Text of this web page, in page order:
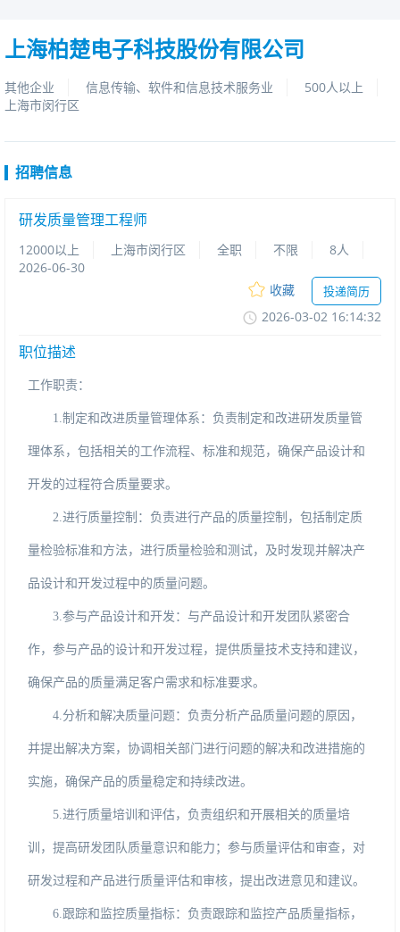
上海柏楚电子科技股份有限公司
其他企业 信息传输、软件和信息技术服务业
500人以上
上海市闵行区
招聘信息
研发质量管理工程师
12000以上 上海市闵行区 全职 不限
8人
2026-06-30
收藏
投递简历
2026-03-0216:14:32
职位描述
工作职责：
1.制定和改进质量管理体系：负责制定和改进研发质量管
理体系，包括相关的工作流程、标准和规范，确保产品设计和
开发的过程符合质量要求。
2.进行质量控制：负责进行产品的质量控制，包括制定质
量检验标准和方法，进行质量检验和测试，及时发现并解决产
品设计和开发过程中的质量问题。
3.参与产品设计和开发：与产品设计和开发团队紧密合
作，参与产品的设计和开发过程，提供质量技术支持和建议，
确保产品的质量满足客户需求和标准要求。
4.分析和解决质量问题：负责分析产品质量问题的原因，
并提出解决方案，协调相关部门进行问题的解决和改进措施的
实施，确保产品的质量稳定和持续改进。
5.进行质量培训和评估，负责组织和开展相关的质量培
训，提高研发团队质量意识和能力；参与质量评估和审查，对
研发过程和产品进行质量评估和审核，提出改进意见和建议。
6.跟踪和监控质量指标：负责跟踪和监控产品质量指标，